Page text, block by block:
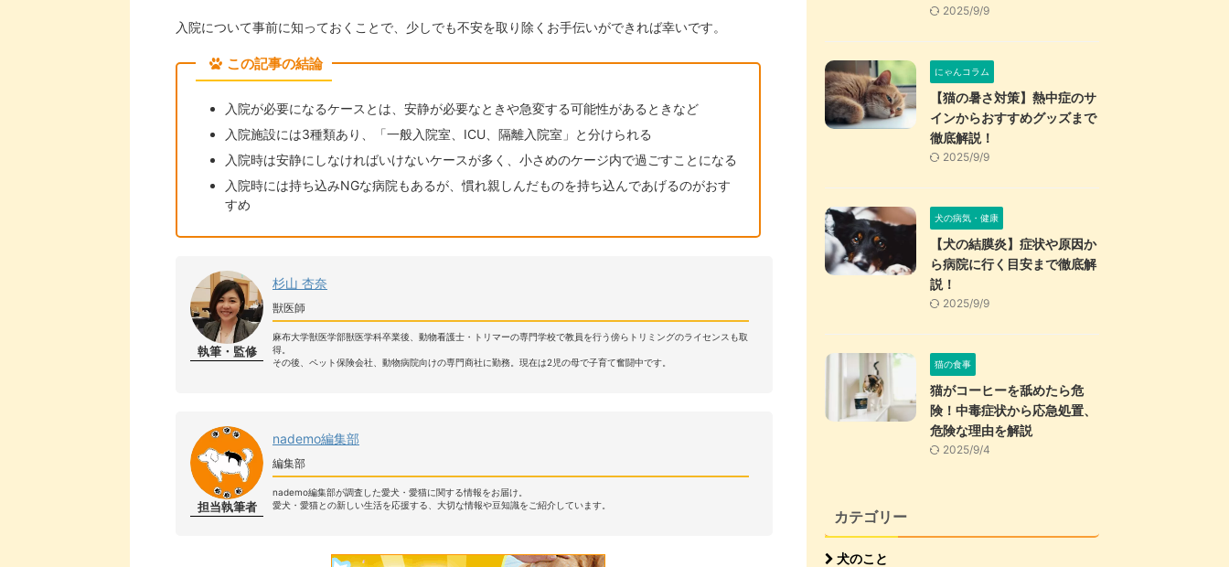
入院について事前に知っておくことで、少しでも不安を取り除くお手伝いができれば幸いです。
この記事の結論
入院が必要になるケースとは、安静が必要なときや急変する可能性があるときなど
入院施設には3種類あり、「一般入院室、ICU、隔離入院室」と分けられる
入院時は安静にしなければいけないケースが多く、小さめのケージ内で過ごすことになる
入院時には持ち込みNGな病院もあるが、慣れ親しんだものを持ち込んであげるのがおす
すめ
執筆・監修
杉山 杏奈
獣医師
麻布大学獣医学部獣医学科卒業後、動物看護士・トリマーの専門学校で教員を行う傍らトリミングのライセンスも取
得。
その後、ペット保険会社、動物病院向けの専門商社に勤務。現在は2児の母で子育て奮闘中です。
担当執筆者
nademo編集部
編集部
nademo編集部が調査した愛犬・愛猫に関する情報をお届け。
愛犬・愛猫との新しい生活を応援する、大切な情報や豆知識をご紹介しています。
2025/9/9
にゃんコラム
【猫の暑さ対策】熱中症のサ
インからおすすめグッズまで
徹底解説！
2025/9/9
犬の病気・健康
【犬の結膜炎】症状や原因か
ら病院に行く目安まで徹底解
説！
2025/9/9
猫の食事
猫がコーヒーを舐めたら危
険！中毒症状から応急処置、
危険な理由を解説
2025/9/4
カテゴリー
犬のこと